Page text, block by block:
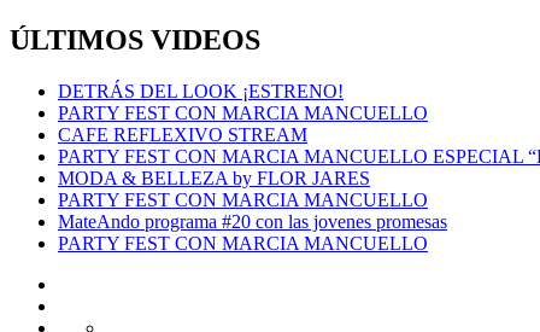
ÚLTIMOS VIDEOS
DETRÁS DEL LOOK ¡ESTRENO!
PARTY FEST CON MARCIA MANCUELLO
CAFE REFLEXIVO STREAM
PARTY FEST CON MARCIA MANCUELLO ESPECIAL
MODA & BELLEZA by FLOR JARES
PARTY FEST CON MARCIA MANCUELLO
MateAndo programa #20 con las jovenes promesas
PARTY FEST CON MARCIA MANCUELLO